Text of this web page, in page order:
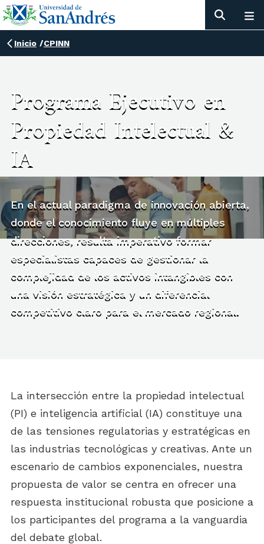
Inicio /CPINN
Programa Ejecutivo en
Propiedad Intelectual &
IA
En el actual paradigma de innovación abierta,
donde el conocimiento fluye en múltiples
direcciones, resulta imperativo formar
especialistas capaces de gestionar la
complejidad de los activos intangibles con
una visión estratégica y un diferencial
competitivo claro para el mercado regional.
La intersección entre la propiedad intelectual
(PI) e inteligencia artificial (IA) constituye una
de las tensiones regulatorias y estratégicas en
las industrias tecnológicas y creativas. Ante un
escenario de cambios exponenciales, nuestra
propuesta de valor se centra en ofrecer una
respuesta institucional robusta que posicione a
los participantes del programa a la vanguardia
del debate global.